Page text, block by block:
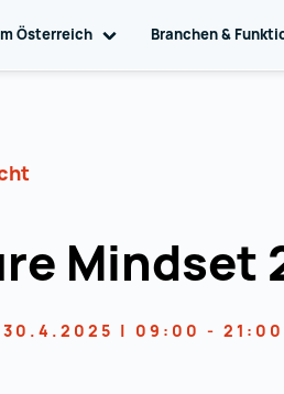
Österreich Toggle sub navigation
Branchen &
Mindset
| 09:00 - 21:00